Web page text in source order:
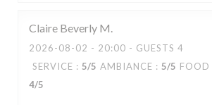
Claire Beverly M
2026-08-02 - 20:00 - GUESTS 4
SERVICE : 5/5 AMBIANCE : 5/5 FOOD
4/5